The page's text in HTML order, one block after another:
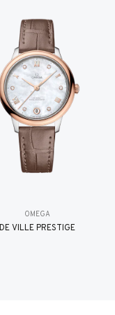
OMEGA
DE VILLE PRESTIGE